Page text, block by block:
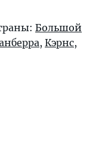
Большой
, Кэрнс,